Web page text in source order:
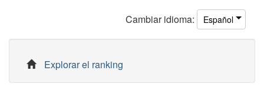
Cambiar idioma: Español
Explorar el ranking